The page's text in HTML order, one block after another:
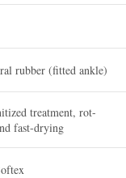
rubber (fitted ankle)
treatment, rot-
fast-drying